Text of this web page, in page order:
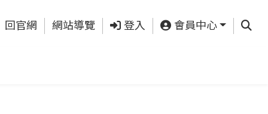
回官網 網站導覽 登入 會員中心 查詢